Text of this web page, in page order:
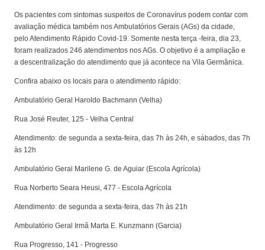
Os pacientes com sintomas suspeitos de Coronavírus podem contar com
avaliação médica também nos Ambulatórios Gerais (AGs) da cidade,
pelo Atendimento Rápido Covid-19. Somente nesta terça -feira, dia 23,
foram realizados 246 atendimentos nos AGs. O objetivo é a ampliação e
a descentralização do atendimento que já acontece na Vila Germânica.
Confira abaixo os locais para o atendimento rápido:
Ambulatório Geral Haroldo Bachmann (Velha)
Rua José Reuter, 125 - Velha Central
Atendimento: de segunda a sexta-feira, das 7h às 24h, e sábados, das 7h
às 12h
Ambulatório Geral Marilene G. de Aguiar (Escola Agrícola)
Rua Norberto Seara Heusi, 477 - Escola Agrícola
Atendimento: de segunda a sexta-feira, das 7h às 21h
Ambulatório Geral Irmã Marta E. Kunzmann (Garcia)
Rua Progresso, 141 - Progresso